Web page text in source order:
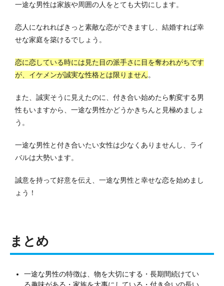
一途な男性は家族や周囲の人をとても大切にします。
恋人になれればきっと素敵な恋ができますし、結婚すれば幸
せな家庭を築けるでしょう。
恋に恋している時には見た目の派手さに目を奪われがちです
が、イケメンが誠実な性格とは限りません。
また、誠実そうに見えたのに、付き合い始めたら豹変する男
性もいますから、一途な男性かどうかきちんと見極めましょ
う。
一途な男性と付き合いたい女性は少なくありませんし、ライ
バルは大勢います。
誠意を持って好意を伝え、一途な男性と幸せな恋を始めまし
ょう！
まとめ
一途な男性の特徴は、物を大切にする・長期間続けてい